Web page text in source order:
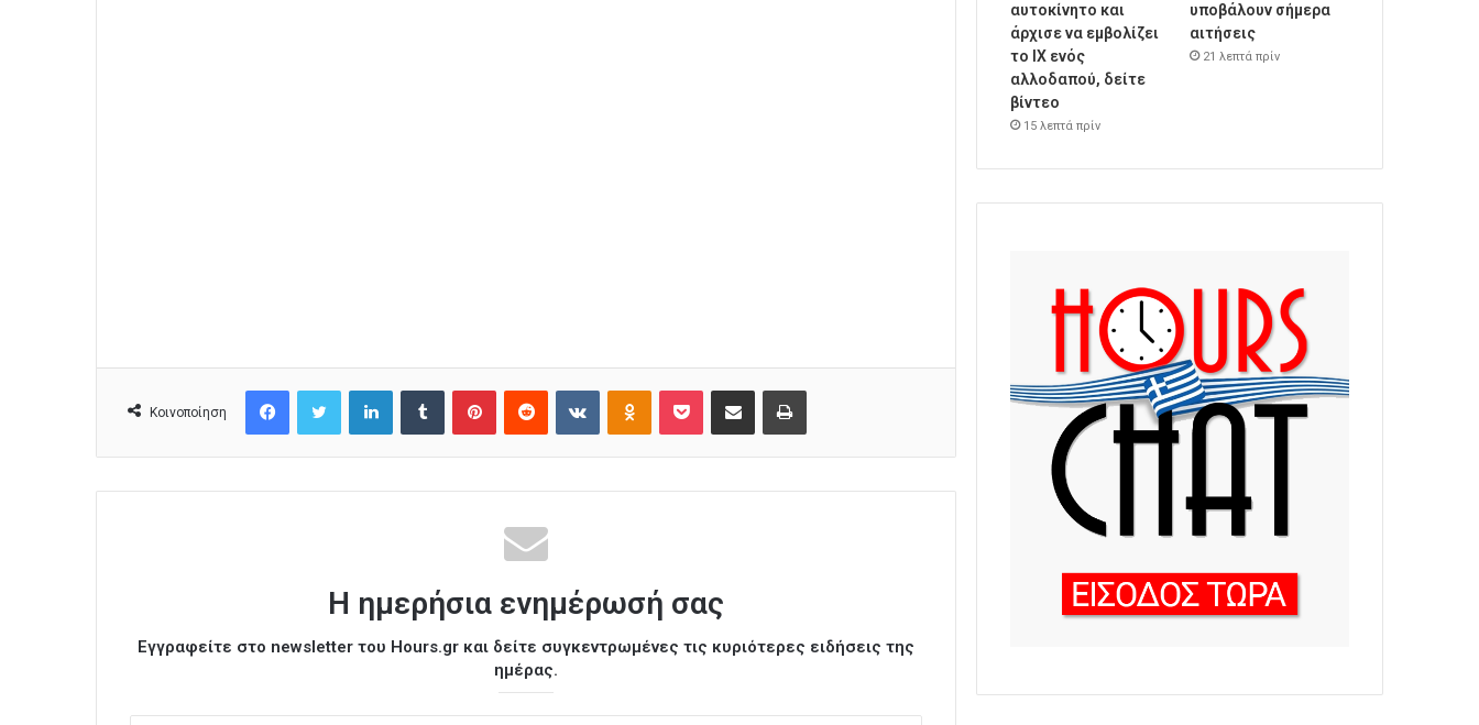
Κοινοποίηση
Η ημερήσια ενημέρωσή σας
Εγγραφείτε στο newsletter του Hours.gr και δείτε συγκεντρωμένες τις κυριότερες ειδήσεις της
ημέρας.
αυτοκίνητο και
άρχισε να εμβολίζει
το ΙΧ ενός
αλλοδαπού, δείτε
βίντεο
15 λεπτά πρίν
υποβάλουν σήμερα
αιτήσεις
21 λεπτά πρίν